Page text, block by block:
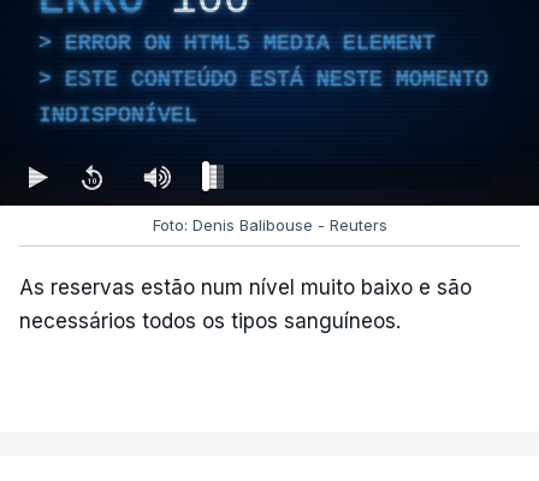
ERROR ON HTML5 MEDIA ELEMENT
ESTE CONTEÚDO ESTÁ NESTE MOMENTO
INDISPONÍVEL
Foto: Denis Balibouse - Reuters
As reservas estão num nível muito baixo e são
necessários todos os tipos sanguíneos.